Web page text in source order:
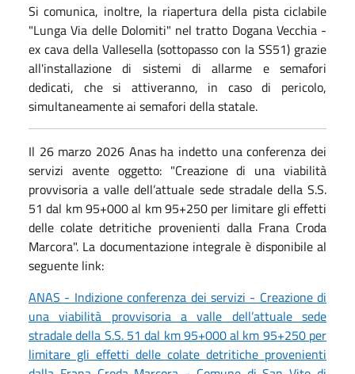
Si comunica, inoltre, la riapertura della pista ciclabile
"Lunga Via delle Dolomiti" nel tratto Dogana Vecchia -
ex cava della Vallesella (sottopasso con la SS51) grazie
all'installazione di sistemi di allarme e semafori
dedicati, che si attiveranno, in caso di pericolo,
simultaneamente ai semafori della statale.
Il 26 marzo 2026 Anas ha indetto una conferenza dei
servizi avente oggetto: "Creazione di una viabilità
provvisoria a valle dell’attuale sede stradale della S.S.
51 dal km 95+000 al km 95+250 per limitare gli effetti
delle colate detritiche provenienti dalla Frana Croda
Marcora". La documentazione integrale è disponibile al
seguente link:
ANAS - Indizione conferenza dei servizi - Creazione di
una viabilità provvisoria a valle dell’attuale sede
stradale della S.S. 51 dal km 95+000 al km 95+250 per
limitare gli effetti delle colate detritiche provenienti